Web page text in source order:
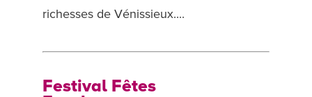
richesses de Vénissieux....
Festival Fêtes